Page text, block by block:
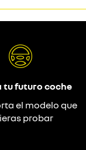
tu futuro coche
el modelo que
probar